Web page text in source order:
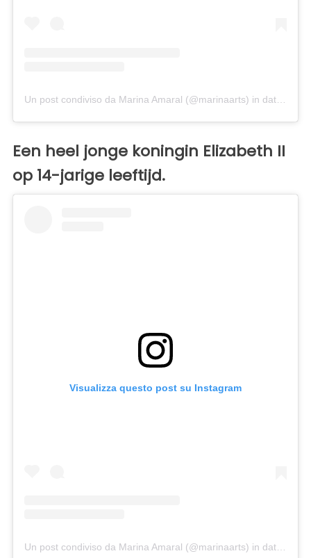
Un post condiviso da Marina Amaral (@marinaarts) in data:
Een heel jonge koningin Elizabeth II
op 14-jarige leeftijd.
Visualizza questo post su Instagram
Un post condiviso da Marina Amaral (@marinaarts) in data: